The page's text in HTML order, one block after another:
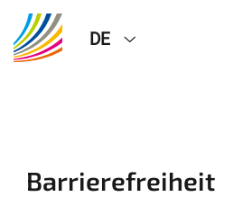
DE
Barrierefreiheit